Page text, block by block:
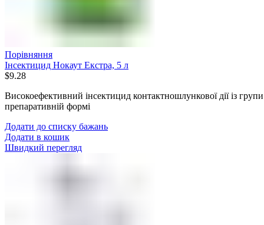
Порівняння
Інсектицид Нокаут Екстра, 5 л
$9.28
Високоефективний інсектицид контактношлункової дії із
препаративній формі
Додати до списку бажань
Додати в кошик
Швидкий перегляд